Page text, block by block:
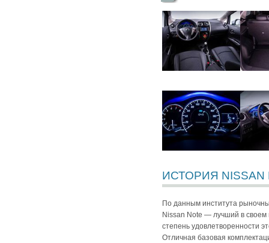
ИСТОРИЯ NISSAN
По данным института
Nissan Note — лучший в
степень удовлетворенности
Отличная базовая